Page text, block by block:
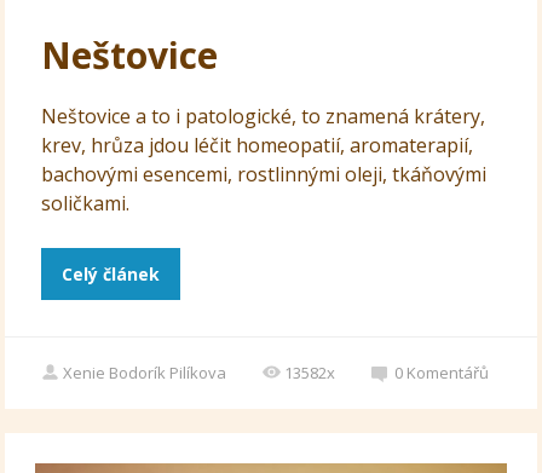
Neštovice
Neštovice a to i patologické, to znamená krátery,
krev, hrůza jdou léčit homeopatií, aromaterapií,
bachovými esencemi, rostlinnými oleji, tkáňovými
soličkami.
Celý článek
Xenie Bodorík Pilíkova 13582x 0 Komentářů